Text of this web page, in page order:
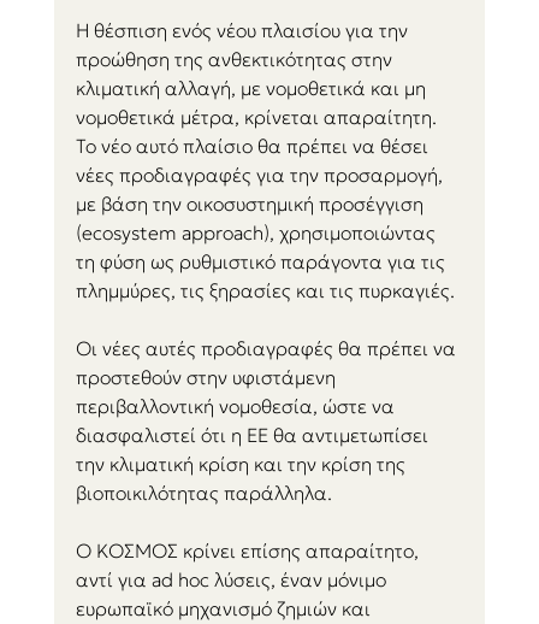
Η θέσπιση ενός νέου πλαισίου για την
προώθηση της ανθεκτικότητας στην
κλιματική αλλαγή, με νομοθετικά και μη
νομοθετικά μέτρα, κρίνεται απαραίτητη.
Το νέο αυτό πλαίσιο θα πρέπει να θέσει
νέες προδιαγραφές για την προσαρμογή,
με βάση την οικοσυστημική προσέγγιση
(ecosystem approach), χρησιμοποιώντας
τη φύση ως ρυθμιστικό παράγοντα για τις
πλημμύρες, τις ξηρασίες και τις πυρκαγιές.
Οι νέες αυτές προδιαγραφές θα πρέπει να
προστεθούν στην υφιστάμενη
περιβαλλοντική νομοθεσία, ώστε να
διασφαλιστεί ότι η ΕΕ θα αντιμετωπίσει
την κλιματική κρίση και την κρίση της
βιοποικιλότητας παράλληλα.
Ο ΚΟΣΜΟΣ κρίνει επίσης απαραίτητο,
αντί για ad hoc λύσεις, έναν μόνιμο
ευρωπαϊκό μηχανισμό ζημιών και